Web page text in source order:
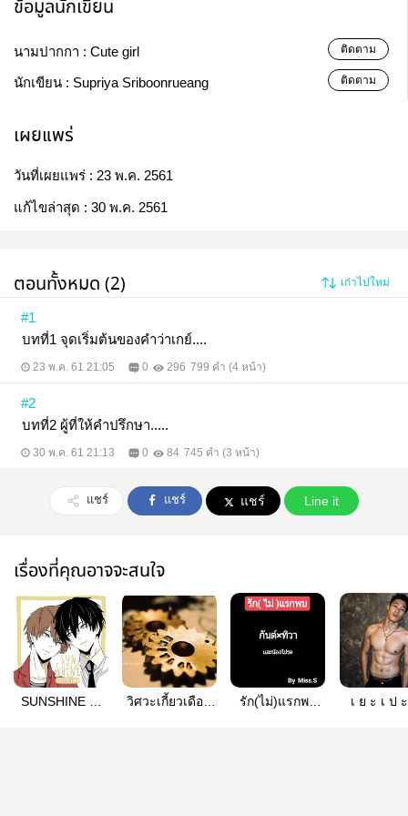
ข้อมูลนักเขียน
นามปากกา : Cute girl ติดตาม
นักเขียน : Supriya Sriboonrueang ติดตาม
เผยแพร่
วันที่เผยแพร่ : 23 พ.ค. 2561
แก้ไขล่าสุด : 30 พ.ค. 2561
ตอนทั้งหมด (2) เก่าไปใหม่
#1
บทที่1 จุดเริ่มต้นของคำว่าเกย์....
23 พ.ค. 61 21:05 0 296 799 คำ (4 หน้า)
#2
บทที่2 ผู้ที่ให้คำปรึกษา.....
30 พ.ค. 61 21:13 0 84 745 คำ (3 หน้า)
แชร์ แชร์ แชร์ Line it
เรื่องที่คุณอาจจะสนใจ
SUNSHINE ☀
วิศวะเกี้ยวเดือน
รัก(ไม่)แรกพบ
เ ย ะ เ ป